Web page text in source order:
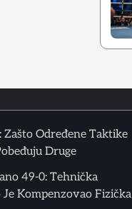
Zašto Određene Taktike
Druge
49-0: Tehnička
Kompenzovao Fizička